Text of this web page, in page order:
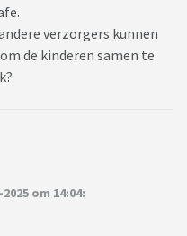
verzorgers kunnen
de kinderen samen te
om 14:04: